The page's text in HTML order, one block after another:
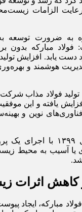
الزامات
به ضرورت توسعه
مبارکه بدون
دست یابد. افزایش
هوشمند و
تن افزایش یافته و این
فناوری‌های نوین و
به گفته وی، در سال ۱۳۹۹
یا آسیب به محیط
و کاهش
مبارکه، ایجاد